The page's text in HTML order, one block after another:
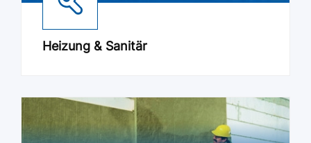
Heizung & Sanitär